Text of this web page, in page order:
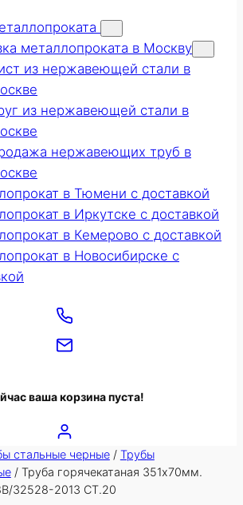
металлопроката в Москву
из нержавеющей стали в
из нержавеющей стали в
нержавеющих труб в
в Тюмени с доставкой
в Иркутске с доставкой
в Кемерово с доставкой
в Новосибирске с
ваша корзина пуста!
стальные черные/ Трубы
/ Труба горячекатаная 351х70мм.
32528-2013 СТ.20